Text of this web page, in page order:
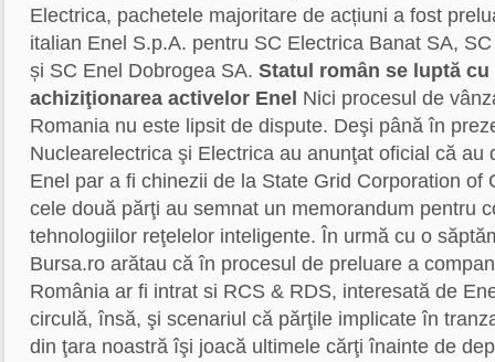
Electrica, pachetele majoritare de acțiuni a fost
italian Enel S.p.A. pentru SC Electrica Banat SA,
și SC Enel Dobrogea SA. Statul român se luptă
achiziţionarea activelor Enel Nici procesul de
Romania nu este lipsit de dispute. Deşi până în
Nuclearelectrica şi Electrica au anunţat oficial că au
Enel par a fi chinezii de la State Grid Corporation of
cele două părţi au semnat un memorandum pentru
tehnologiilor reţelelor inteligente. În urmă cu o
Bursa.ro arătau că în procesul de preluare a
România ar fi intrat si RCS & RDS, interesată de
circulă, însă, şi scenariul că părţile implicate în
din ţara noastră îşi joacă ultimele cărţi înainte de